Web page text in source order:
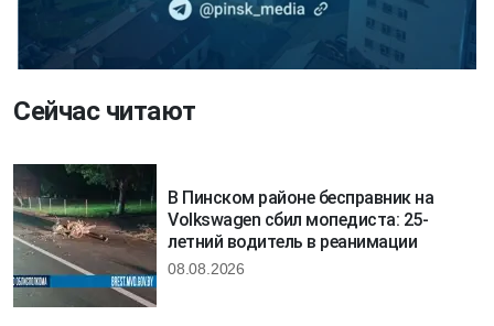
Сейчас читают
В Пинском районе бесправник на
Volkswagen сбил мопедиста: 25-
летний водитель в реанимации
08.08.2026